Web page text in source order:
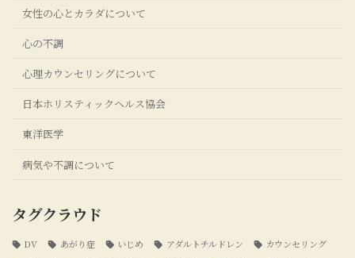
女性の心とカラダについて
心の不調
心理カウンセリングについて
日本ホリスティックヘルス協会
東洋医学
病気や不調について
タグクラウド
DV あがり症 いじめ アダルトチルドレン
カウンセリング